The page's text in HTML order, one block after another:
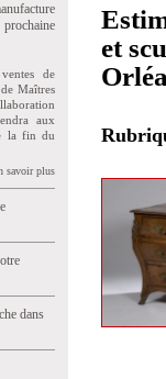
de
Maîtres
aux
la fin du
savoir plus
dans
et